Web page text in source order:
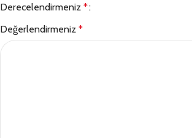
Derecelendirmeniz *
Değerlendirmeniz *